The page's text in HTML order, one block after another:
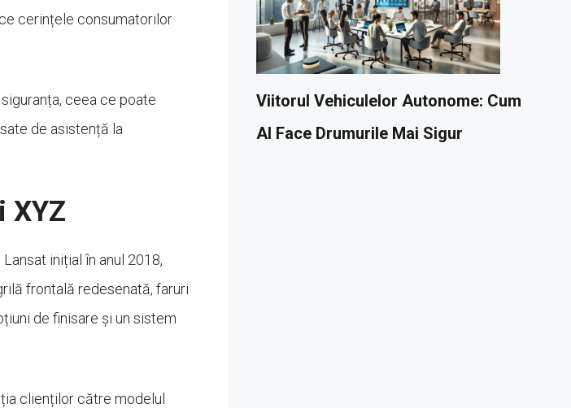
cerințele consumatorilor
ceea ce poate
de asistență la
XYZ
inițial în anul 2018,
frontală redesenată, faruri
de finisare și un sistem
clienților către modelul
Viitorul Vehiculelor Autonome: Cum
AI Face Drumurile Mai Sigur